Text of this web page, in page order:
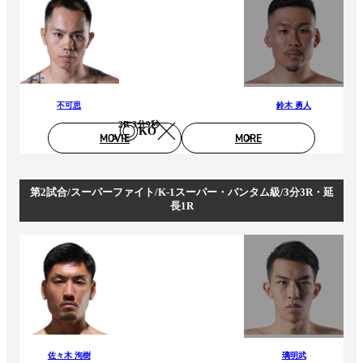
不可思
KO
2R 3分9秒
鈴木 勇人
MOVIE MORE
第2試合/スーパーファイト/K-1スーパー・バンタム級/3分3R・延
長1R
佐々木 洵樹 璃明武